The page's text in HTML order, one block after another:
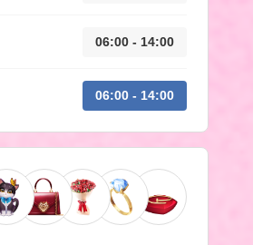
06:00 - 14:00
06:00 - 14:00